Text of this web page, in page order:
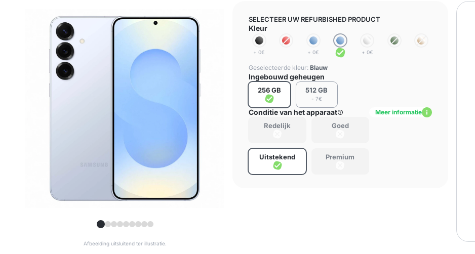
Afbeelding uitsluitend ter illustratie.
SELECTEER UW REFURBISHED PRODUCT
Kleur
+ 0€ + 0€ + 0€
Geselecteerde kleur:Blauw
Ingebouwd geheugen
256 GB 512 GB
- 7€
Conditie van het apparaat Meer informatie
Redelijk Goed
Uitstekend Premium